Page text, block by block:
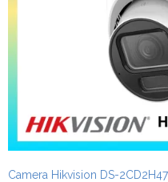
Camera Hikvision DS-